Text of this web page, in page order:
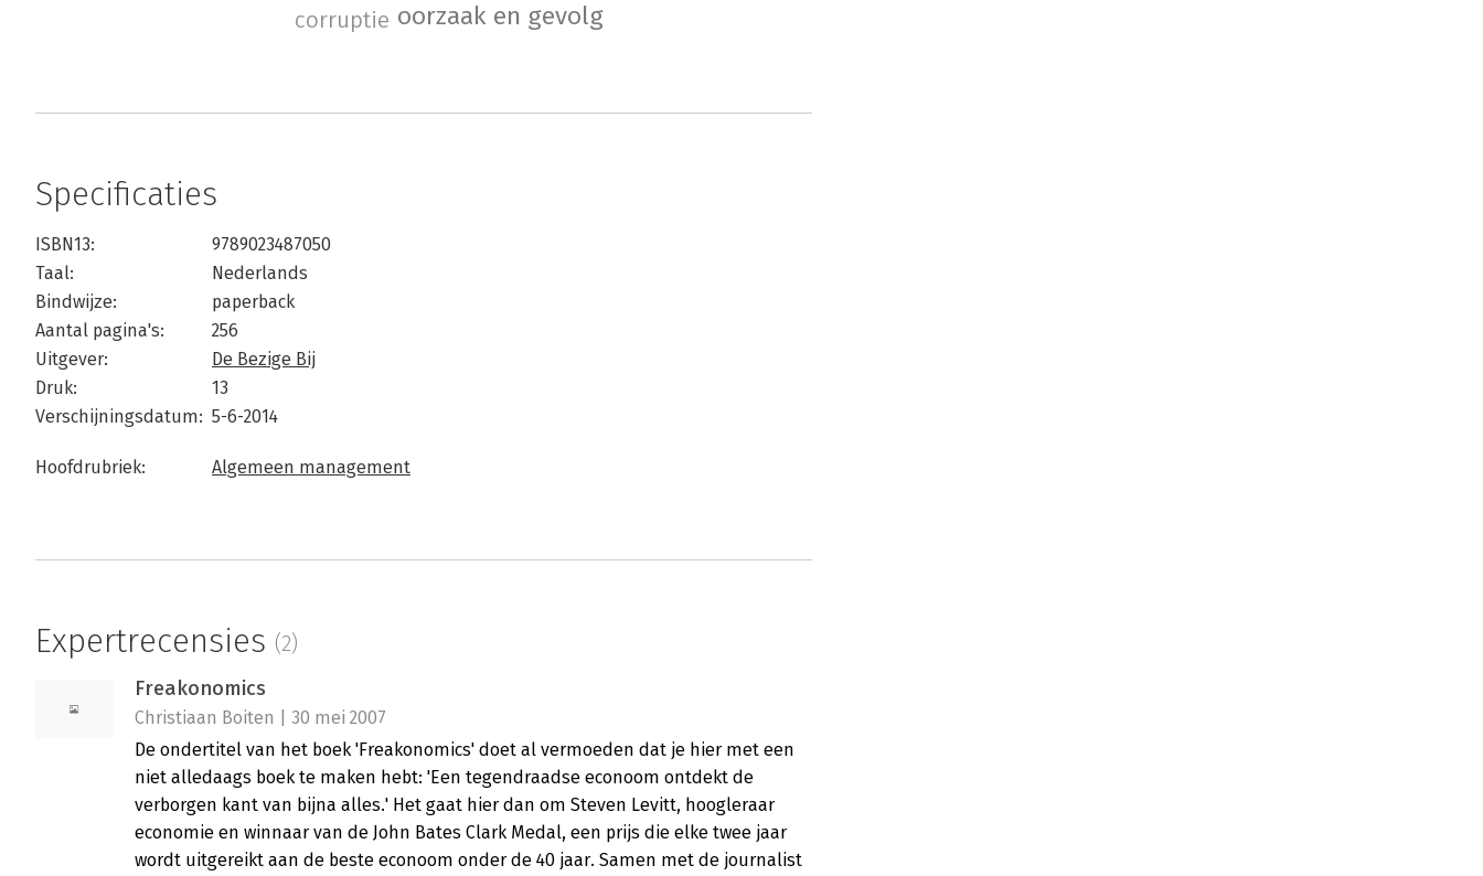
oorzaak en gevolg
corruptie
Specificaties
ISBN13:
9789023487050
Taal:
Nederlands
Bindwijze:
paperback
Aantal pagina's:
256
Uitgever:
De Bezige Bij
Druk:
13
Verschijningsdatum: 5-6-2014
Hoofdrubriek: Algemeen management
Expertrecensies (2)
Freakonomics
Christiaan Boiten | 30 mei 2007
De ondertitel van het boek 'Freakonomics' doet al vermoeden dat je hier met een
niet alledaags boek te maken hebt: 'Een tegendraadse econoom ontdekt de
verborgen kant van bijna alles.' Het gaat hier dan om Steven Levitt, hoogleraar
economie en winnaar van de John Bates Clark Medal, een prijs die elke twee jaar
wordt uitgereikt aan de beste econoom onder de 40 jaar. Samen met de journalist